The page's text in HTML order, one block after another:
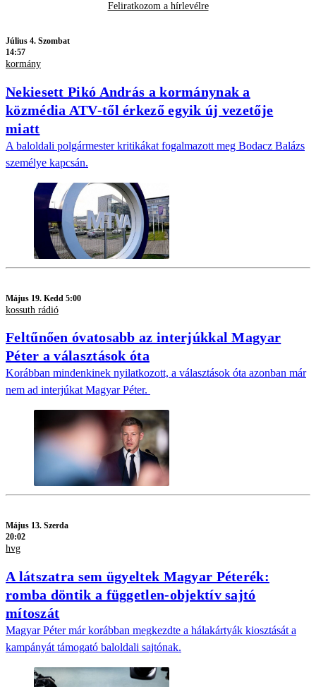
Feliratkozom a hírlevélre
Július 4. Szombat
14:57
kormány
Nekiesett Pikó András a kormánynak a
közmédia ATV-től érkező egyik új vezetője
miatt
A baloldali polgármester kritikákat fogalmazott meg Bodacz Balázs
személye kapcsán.
Május 19. Kedd 5:00
kossuth rádió
Feltűnően óvatosabb az interjúkkal Magyar
Péter a választások óta
Korábban mindenkinek nyilatkozott, a választások óta azonban már
nem ad interjúkat Magyar Péter.
Május 13. Szerda
20:02
hvg
A látszatra sem ügyeltek Magyar Péterék:
romba döntik a független-objektív sajtó
mítoszát
Magyar Péter már korábban megkezdte a hálakártyák kiosztását a
kampányát támogató baloldali sajtónak.